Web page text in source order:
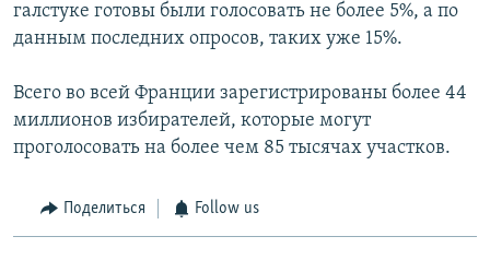
галстуке готовы были голосовать не более 5%, а по
данным последних опросов, таких уже 15%.
Всего во всей Франции зарегистрированы более 44
миллионов избирателей, которые могут
проголосовать на более чем 85 тысячах участков.
Поделиться Follow us